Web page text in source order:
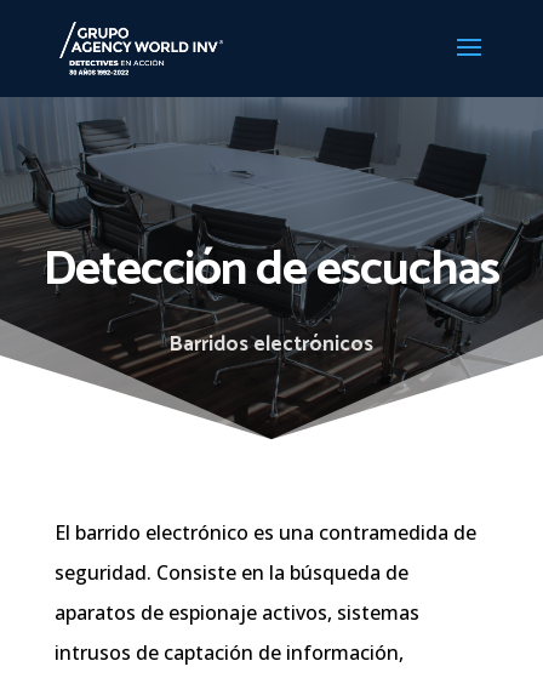
Detección de escuchas
Barridos electrónicos
El barrido electrónico es una contramedida de
seguridad. Consiste en la búsqueda de
aparatos de espionaje activos, sistemas
intrusos de captación de información,